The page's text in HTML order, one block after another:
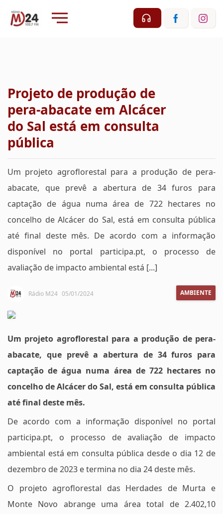
Projeto de produção de
pera-abacate em Alcácer
do Sal está em consulta
pública
Um projeto agroflorestal para a produção de pera-
abacate, que prevê a abertura de 34 furos para
captação de água numa área de 722 hectares no
concelho de Alcácer do Sal, está em consulta pública
até final deste mês. De acordo com a informação
disponível no portal participa.pt, o processo de
avaliação de impacto ambiental está [...]
Rádio M24 05/01/2024 AMBIENTE
Um projeto agroflorestal para a produção de pera-
abacate, que prevê a abertura de 34 furos para
captação de água numa área de 722 hectares no
concelho de Alcácer do Sal, está em consulta pública
até final deste mês.
De acordo com a informação disponível no portal
participa.pt, o processo de avaliação de impacto
ambiental está em consulta pública desde o dia 12 de
dezembro de 2023 e termina no dia 24 deste mês.
O projeto agroflorestal das Herdades de Murta e
Monte Novo abrange uma área total de 2.402,10